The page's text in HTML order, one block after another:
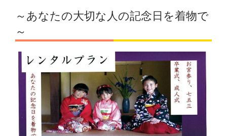
～あなたの大切な人の記念日を着物で
～